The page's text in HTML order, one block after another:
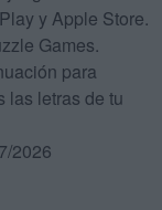
y Apple Store.
Games.
para
las letras de tu
2026